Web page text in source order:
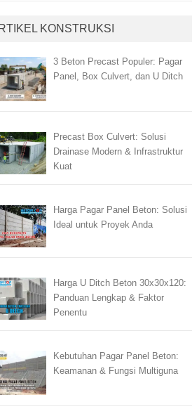
KONSTRUKSI
3 Beton Precast Populer: Pagar
Panel, Box Culvert, dan U Ditch
Precast Box Culvert: Solusi
Drainase Modern & Infrastruktur
Kuat
Harga Pagar Panel Beton: Solusi
Ideal untuk Proyek Anda
Harga U Ditch Beton 30x30x120:
Panduan Lengkap & Faktor
Penentu
Kebutuhan Pagar Panel Beton:
Keamanan & Fungsi Multiguna